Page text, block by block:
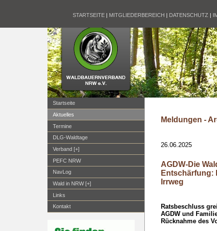
STARTSEITE | MITGLIEDERBEREICH | DATENSCHUTZ |
Startseite
Aktuelles
Termine
DLG-Waldtage
Verband [+]
PEFC NRW
NavLog
Wald in NRW [+]
Links
Kontakt
Meldungen -
26.06.2025
AGDW-Die
Entschärfung:
Irrweg
Ratsbeschluss
AGDW und
Rücknahme des